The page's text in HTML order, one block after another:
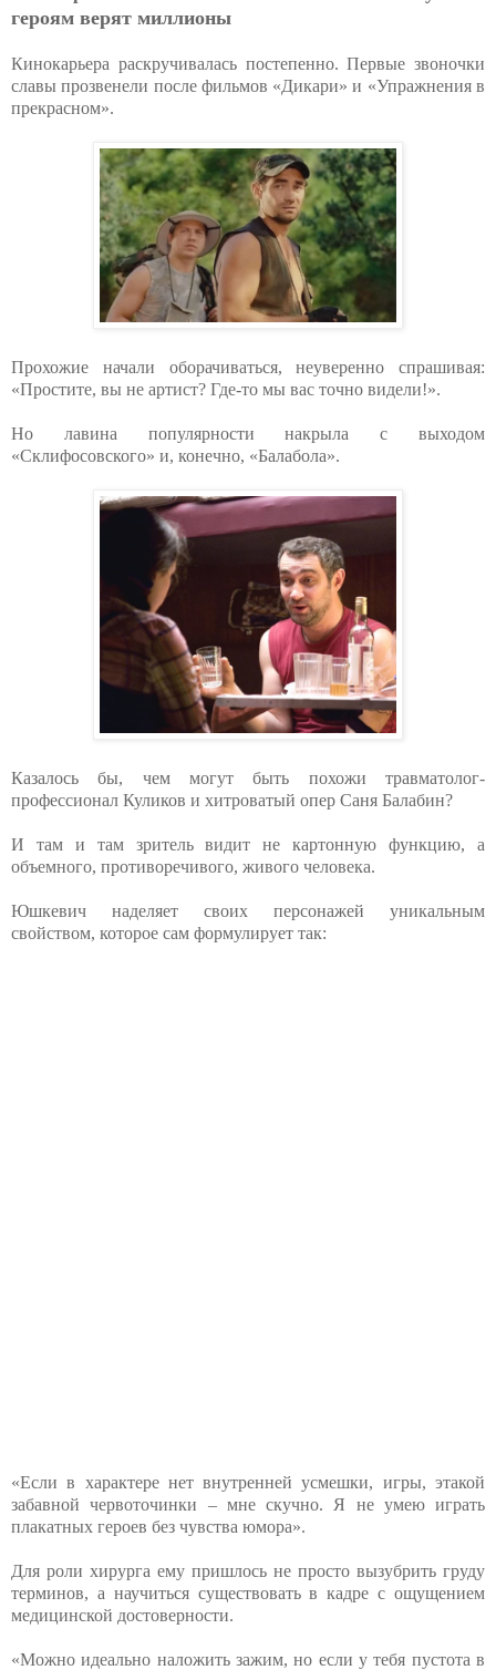
героям верят миллионы
Кинокарьера раскручивалась постепенно. Первые звоночки
славы прозвенели после фильмов «Дикари» и «Упражнения в
прекрасном».
Прохожие начали оборачиваться, неуверенно спрашивая:
«Простите, вы не артист? Где-то мы вас точно видели!».
Но лавина популярности накрыла с выходом
«Склифосовского» и, конечно, «Балабола».
Казалось бы, чем могут быть похожи травматолог-
профессионал Куликов и хитроватый опер Саня Балабин?
И там и там зритель видит не картонную функцию, а
объемного, противоречивого, живого человека.
Юшкевич наделяет своих персонажей уникальным
свойством, которое сам формулирует так:
«Если в характере нет внутренней усмешки, игры, этакой
забавной червоточинки – мне скучно. Я не умею играть
плакатных героев без чувства юмора».
Для роли хирурга ему пришлось не просто вызубрить груду
терминов, а научиться существовать в кадре с ощущением
медицинской достоверности.
«Можно идеально наложить зажим, но если у тебя пустота в